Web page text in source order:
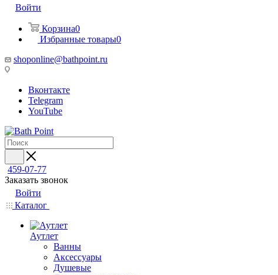
Войти
Корзина0
Избранные товары0
shoponline@bathpoint.ru
Вконтакте
Telegram
YouTube
459-07-77
Заказать звонок
Войти
Каталог
Аутлет
Ванны
Аксессуары
Душевые